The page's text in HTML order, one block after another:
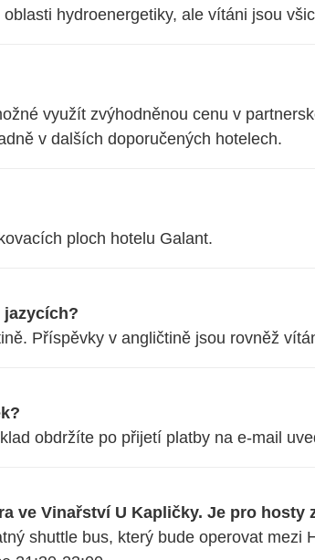
hydroenergetiky, ale vítáni jsou
využít zvýhodněnou cenu v
v dalších doporučených hotelech.
ploch hotelu Galant.
jazycích?
Příspěvky v angličtině jsou rovněž
obdržíte po přijetí platby na e-mail
ve Vinařství U Kapličky. Je pro hosty
shuttle bus, který bude operovat mezi